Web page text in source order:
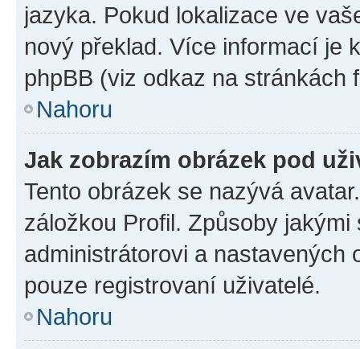
jazyka. Pokud lokalizace ve
nový překlad. Více informací je
phpBB (viz odkaz na stránkách
Nahoru
Jak zobrazím obrázek pod
Tento obrázek se nazývá
záložkou Profil. Způsoby
administrátorovi a nastavených
pouze registrovaní uživatelé.
Nahoru